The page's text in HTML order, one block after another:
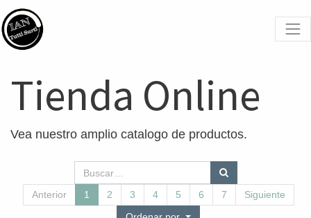
Tienda Online
Vea nuestro amplio catalogo de productos.
Anterior 1 2 3 4 5 6 7
Siguiente